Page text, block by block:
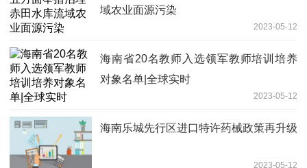
域农业面源污染
2023-05-12
海南省20名教师入选领军教师培训培养
对象名单|全球实时
2023-05-12
海南乐城先行区进口特许药械政策再升级
2023-05-12